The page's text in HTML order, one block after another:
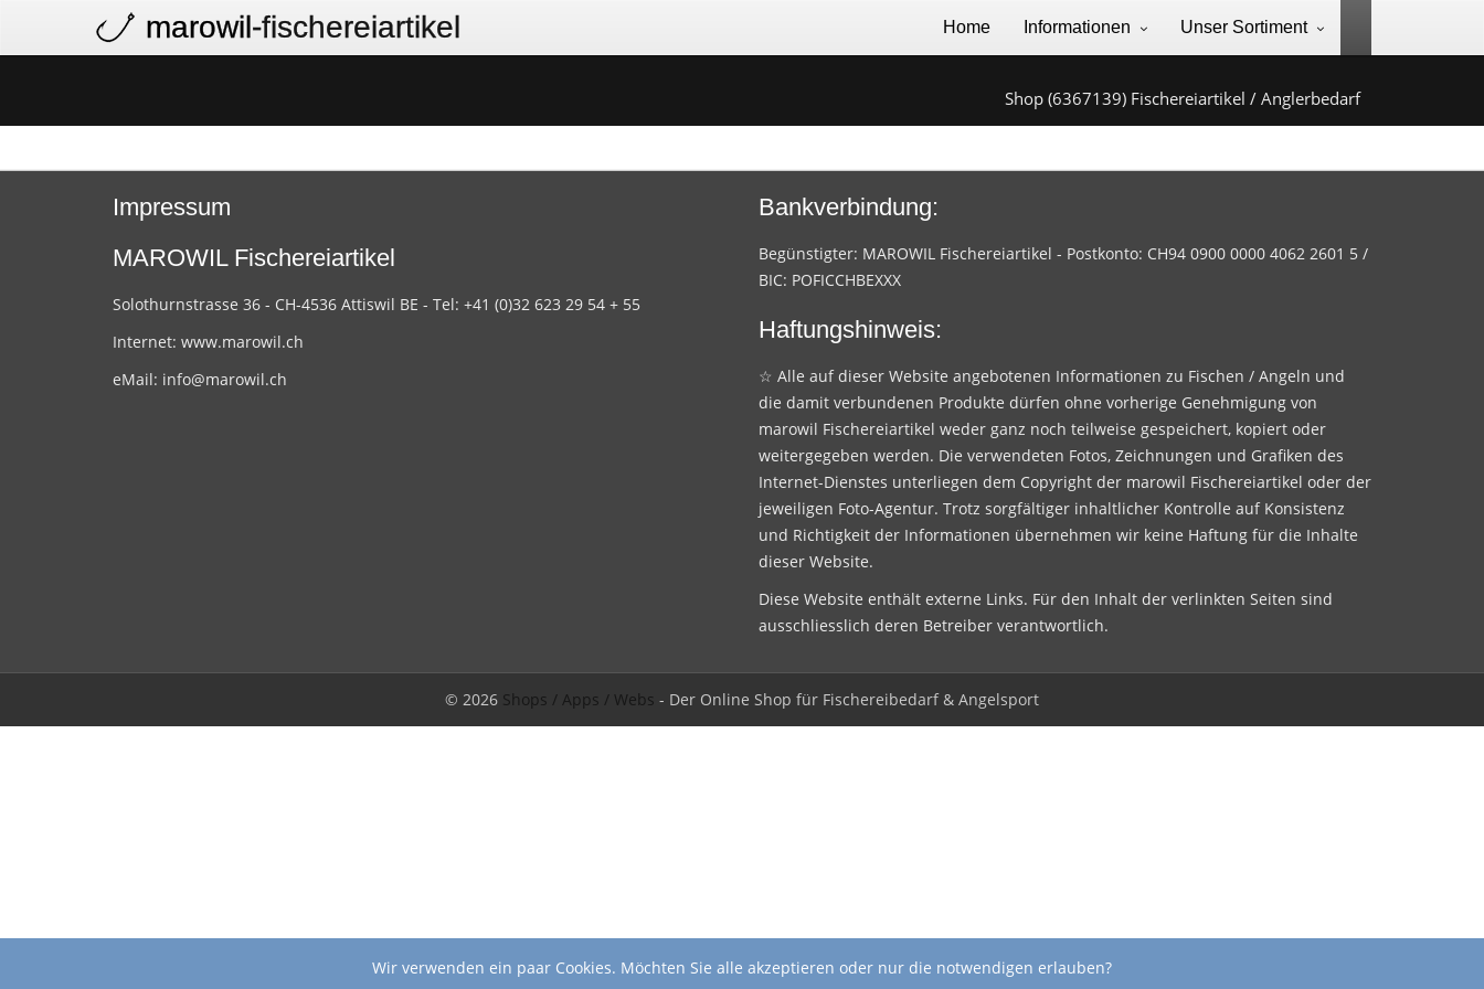
marowil-fischereiartikel Home Informationen Unser Sortiment
Shop (6367139) Fischereiartikel / Anglerbedarf
Impressum
MAROWIL Fischereiartikel
Solothurnstrasse 36 - CH-4536 Attiswil BE - Tel: +41 (0)32 623 29 54 + 55
Internet: www.marowil.ch
eMail: info@marowil.ch
Bankverbindung:
Begünstigter: MAROWIL Fischereiartikel - Postkonto: CH94 0900 0000 4062 2601 5 /
BIC: POFICCHBEXXX
Haftungshinweis:
☆ Alle auf dieser Website angebotenen Informationen zu Fischen / Angeln und
die damit verbundenen Produkte dürfen ohne vorherige Genehmigung von
marowil Fischereiartikel weder ganz noch teilweise gespeichert, kopiert oder
weitergegeben werden. Die verwendeten Fotos, Zeichnungen und Grafiken des
Internet-Dienstes unterliegen dem Copyright der marowil Fischereiartikel oder der
jeweiligen Foto-Agentur. Trotz sorgfältiger inhaltlicher Kontrolle auf Konsistenz
und Richtigkeit der Informationen übernehmen wir keine Haftung für die Inhalte
dieser Website.
Diese Website enthält externe Links. Für den Inhalt der verlinkten Seiten sind
ausschliesslich deren Betreiber verantwortlich.
© 2026 Shops / Apps / Webs - Der Online Shop für Fischereibedarf & Angelsport
Wir verwenden ein paar Cookies. Möchten Sie alle akzeptieren oder nur die notwendigen erlauben?